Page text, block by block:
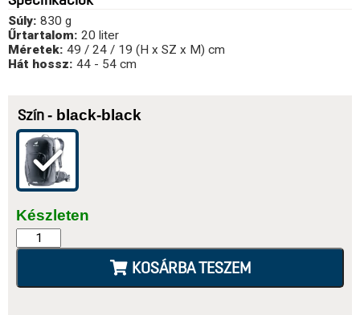
Súly: 830 g
Űrtartalom: 20 liter
Méretek: 49 / 24 / 19 (H x SZ x M) cm
Hát hossz: 44 - 54 cm
Szín - black-black
Készleten
KOSÁRBA TESZEM